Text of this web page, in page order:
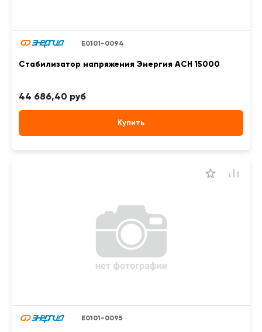
Е0101-0094
Стабилизатор напряжения Энергия АСН 15000
44 686,40 руб
Купить
Е0101-0095